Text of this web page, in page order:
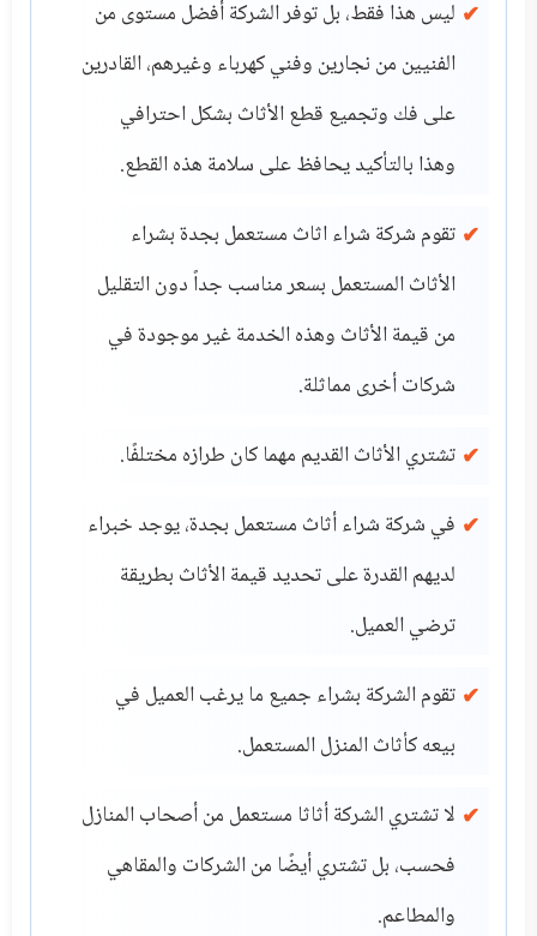
ليس هذا فقط، بل توفر الشركة أفضل مستوى من
الفنيين من نجارين وفني كهرباء وغيرهم، القادرين
على فك وتجميع قطع الأثاث بشكل احترافي
وهذا بالتأكيد يحافظ على سلامة هذه القطع.
تقوم شركة شراء اثاث مستعمل بجدة بشراء
الأثاث المستعمل بسعر مناسب جداً دون التقليل
من قيمة الأثاث وهذه الخدمة غير موجودة في
شركات أخرى مماثلة.
تشتري الأثاث القديم مهما كان طرازه مختلفًا.
في شركة شراء أثاث مستعمل بجدة، يوجد خبراء
لديهم القدرة على تحديد قيمة الأثاث بطريقة
ترضي العميل.
تقوم الشركة بشراء جميع ما يرغب العميل في
بيعه كأثاث المنزل المستعمل.
لا تشتري الشركة أثاثا مستعمل من أصحاب المنازل
فحسب، بل تشتري أيضًا من الشركات والمقاهي
والمطاعم.